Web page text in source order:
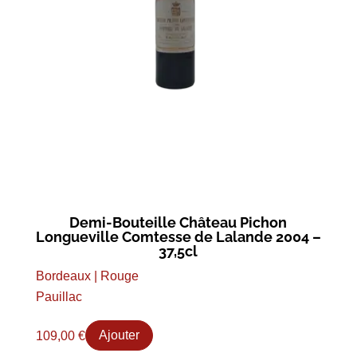
Demi-Bouteille Château Pichon
Longueville Comtesse de Lalande 2004 –
37,5cl
Bordeaux | Rouge
Pauillac
109,00 € Ajouter